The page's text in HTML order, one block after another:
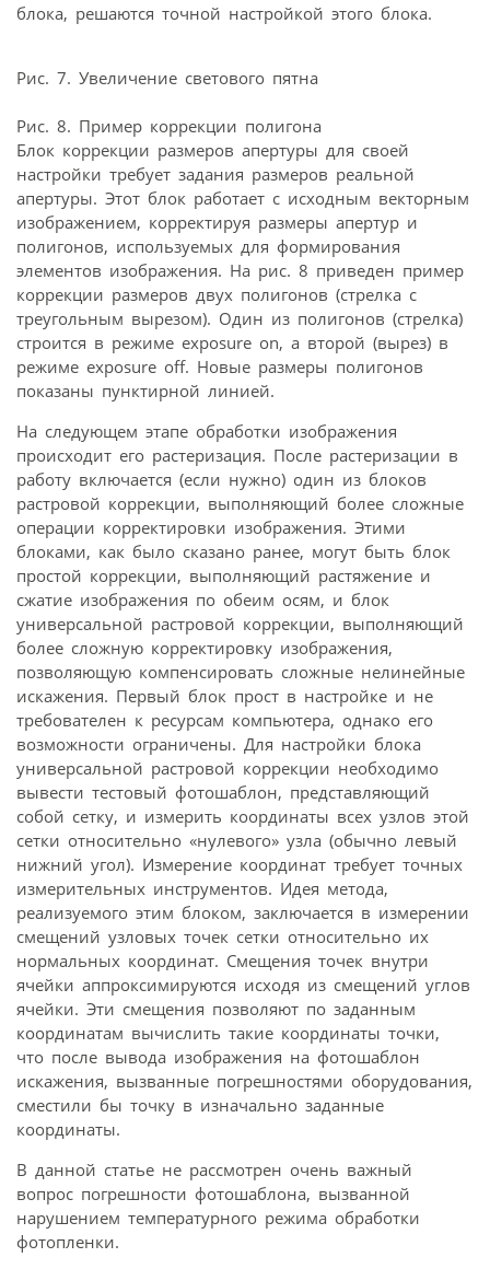
блока, решаются точной настройкой этого блока.
Рис. 7. Увеличение светового пятна
Рис. 8. Пример коррекции полигона
Блок коррекции размеров апертуры для своей
настройки требует задания размеров реальной
апертуры. Этот блок работает с исходным векторным
изображением, корректируя размеры апертур и
полигонов, используемых для формирования
элементов изображения. На рис. 8 приведен пример
коррекции размеров двух полигонов (стрелка с
треугольным вырезом). Один из полигонов (стрелка)
строится в режиме exposure on, а второй (вырез) в
режиме exposure off. Новые размеры полигонов
показаны пунктирной линией.
На следующем этапе обработки изображения
происходит его растеризация. После растеризации в
работу включается (если нужно) один из блоков
растровой коррекции, выполняющий более сложные
операции корректировки изображения. Этими
блоками, как было сказано ранее, могут быть блок
простой коррекции, выполняющий растяжение и
сжатие изображения по обеим осям, и блок
универсальной растровой коррекции, выполняющий
более сложную корректировку изображения,
позволяющую компенсировать сложные нелинейные
искажения. Первый блок прост в настройке и не
требователен к ресурсам компьютера, однако его
возможности ограничены. Для настройки блока
универсальной растровой коррекции необходимо
вывести тестовый фотошаблон, представляющий
собой сетку, и измерить координаты всех узлов этой
сетки относительно «нулевого» узла (обычно левый
нижний угол). Измерение координат требует точных
измерительных инструментов. Идея метода,
реализуемого этим блоком, заключается в измерении
смещений узловых точек сетки относительно их
нормальных координат. Смещения точек внутри
ячейки аппроксимируются исходя из смещений углов
ячейки. Эти смещения позволяют по заданным
координатам вычислить такие координаты точки,
что после вывода изображения на фотошаблон
искажения, вызванные погрешностями оборудования,
сместили бы точку в изначально заданные
координаты.
В данной статье не рассмотрен очень важный
вопрос погрешности фотошаблона, вызванной
нарушением температурного режима обработки
фотопленки.